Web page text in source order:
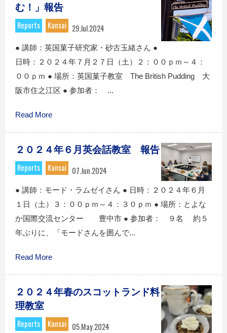
む！」報告
Reports
Kansai 29.Jul.2024
● 講師：英国菓子研究家・砂古玉緒さん ●
日時：２０２４年７月２７日（土）２：００ｐｍ～４：
００ｐｍ ● 場所：英国菓子教室 The British Pudding 大
阪市住之江区 ● 参加者： ...
Read More
２０２４年６月英会話教室 報告
Reports
Kansai 07.Jun.2024
● 講師：モード・ラムゼイさん ● 日時：２０２４年６月
１日（土）３：００ｐｍ～４：３０ｐｍ ● 場所：とよな
か国際交流センター 豊中市 ● 参加者： ９名 約５
年ぶりに、「モードさんを囲んで...
Read More
２０２４年春のスコットランド料
理教室
Reports
Kansai 05.May.2024